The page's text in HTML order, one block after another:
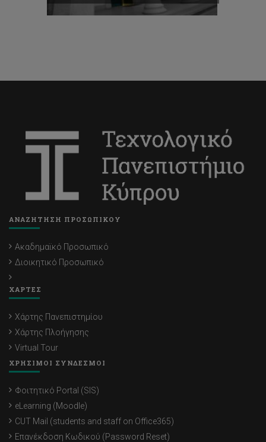
ΑΝΑΖΗΤΗΣΗ ΠΡΟΣΩΠΙΚΟΥ
Ακαδημαϊκό Προσωπικό
Διοικητικό Προσωπικό
ΧΑΡΤΕΣ
Χάρτης Πανεπιστημίου
Χάρτης Πλοήγησης
Virtual Tour
ΧΡΗΣΙΜΟΙ ΣΥΝΔΕΣΜΟΙ
Φοιτητικό Portal (SIS)
eLearning (Moodle)
CUT Mail (students and staff on Office365)
Επανέκδοση Κωδικού (Password Reset)